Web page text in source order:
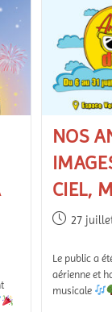
NOS
CIEL,
27
Le public a
aérienne et
musicale